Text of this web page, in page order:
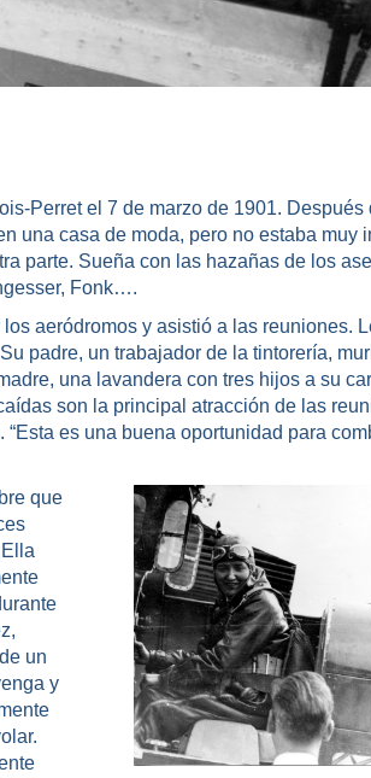
Perret el 7 de marzo de 1901. Después
una casa de moda, pero no estaba muy
parte. Sueña con las hazañas de los
Fonk….
aeródromos y asistió a las reuniones.
padre, un trabajador de la tintorería,
una lavandera con tres hijos a su
son la principal atracción de las
es una buena oportunidad para
que
un
y